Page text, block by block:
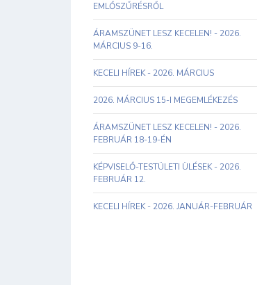
EMLŐSZŰRÉSRŐL
ÁRAMSZÜNET LESZ KECELEN! - 2026.
MÁRCIUS 9-16.
KECELI HÍREK - 2026. MÁRCIUS
2026. MÁRCIUS 15-I MEGEMLÉKEZÉS
ÁRAMSZÜNET LESZ KECELEN! - 2026.
FEBRUÁR 18-19-ÉN
KÉPVISELŐ-TESTÜLETI ÜLÉSEK - 2026.
FEBRUÁR 12.
KECELI HÍREK - 2026. JANUÁR-FEBRUÁR